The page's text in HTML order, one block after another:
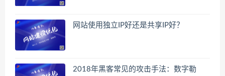
网站使用独立IP好还是共享IP好？
2018年黑客常见的攻击手法：数字勒